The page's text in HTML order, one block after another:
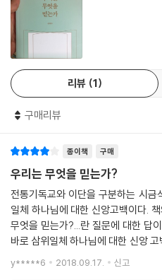
--- 「2. 성부, 성자, 성령 하나님: 삼위
낌을 어떤 이는 단순히 “수업이 어렵
로 놀랍다”고 표현했다. 학생들은 맨
정도였고, 한 글자도 빠짐없이 받아
온 힘을 기울였다. 저자의 강의 내용
교였지만, 그 강의가 보여주는 세계는
고, 따라서 종교개혁자들의 외침이
전통 한가운데 당당하게 자리하고 있
로’로 분리되어 있던 신학의 세계에
과 동방교회의 전통을 한편으로는
혁한(Reformed) 신학의 세계로 초
기와 17세기에만 일하신 하나님이 아
일하신 삼위 하나님을 만났다. 이 책
하는 사도신경을 통해 정통적 개혁
리뷰 1
구매리뷰
종이책 구매
우리는 무엇을 믿는가?
전통기독교와 이단을 구분하는 시금
일체 하나님에 대한 신앙고백이다.
무엇을 믿는가?...란 질문에 대한 답
바로 삼위일체 하나님에 대한 신앙
를 말해준다. 성부 하나님, 성자 하
한 신앙고백은 그저 사변적인 고백이
y*****6 2018.09.17. 신고